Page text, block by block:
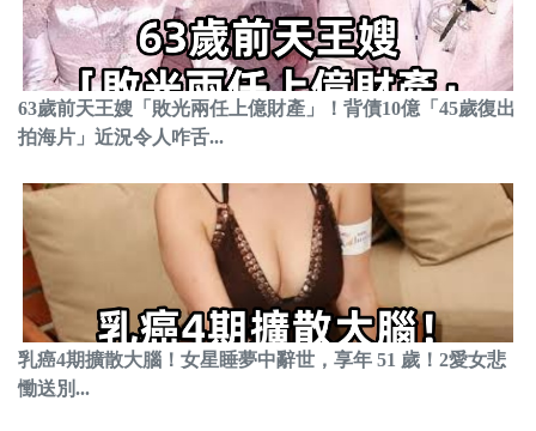
63歲前天王嫂「敗光兩任上億財產」！背債10億「45歲復出
拍海片」近況令人咋舌...
乳癌4期擴散大腦！女星睡夢中辭世，享年 51 歲！2愛女悲
慟送別...